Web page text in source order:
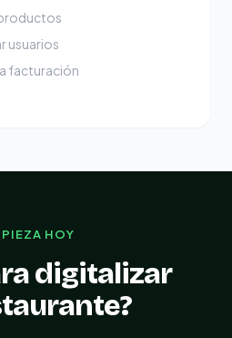
usuarios
facturación
HOY
digitalizar